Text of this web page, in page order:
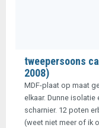
tweepersoons
2008)
MDF-plaat op maat
elkaar. Dunne
scharnier. 12 poten
(weet niet meer of ik